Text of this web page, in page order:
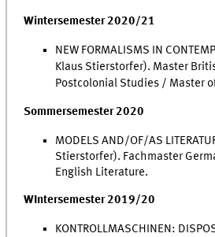
Wintersemester 2020/21
NEW FORMALISMS IN
Klaus Stierstorfer). Master
Postcolonial Studies / Master
Sommersemester 2020
MODELS AND/OF/AS
Stierstorfer). Fachmaster
English Literature.
WIntersemester 2019/20
KONTROLLMASCHINEN: